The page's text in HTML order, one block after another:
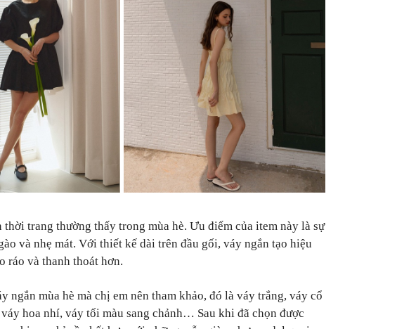
thời trang thường thấy trong mùa hè. Ưu điểm của item này là sự
và nhẹ mát. Với thiết kế dài trên đầu gối, váy ngắn tạo hiệu
ráo và thanh thoát hơn.
ngắn mùa hè mà chị em nên tham khảo, đó là váy trắng, váy cổ
hoa nhí, váy tối màu sang chảnh… Sau khi đã chọn được